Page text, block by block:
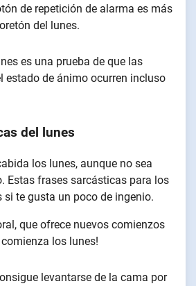
de repetición de alarma es más
del lunes.
es una prueba de que las
estado de ánimo ocurren incluso
del lunes
los lunes, aunque no sea
Estas frases sarcásticas para los
si te gusta un poco de ingenio.
que ofrece nuevos comienzos
los lunes!
levantarse de la cama por